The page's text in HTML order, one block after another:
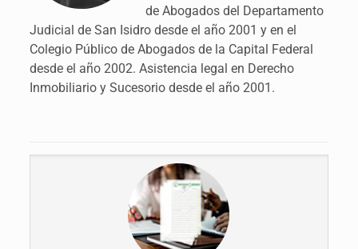
de Abogados del Departamento
Judicial de San Isidro desde el año 2001 y en el
Colegio Público de Abogados de la Capital Federal
desde el año 2002. Asistencia legal en Derecho
Inmobiliario y Sucesorio desde el año 2001.